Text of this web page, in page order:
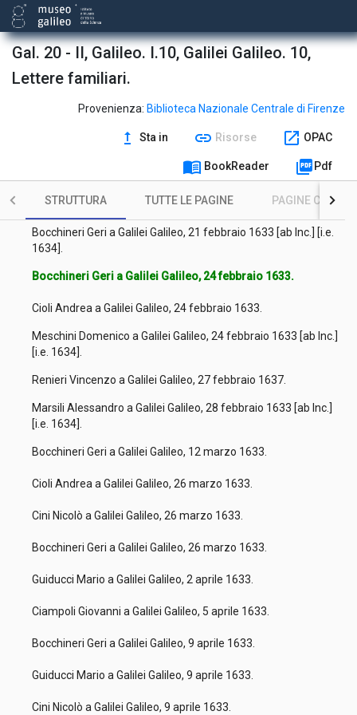
Gal. 20 - II, Galileo. I.10, Galilei Galileo. 10,
Lettere familiari.
Provenienza: Biblioteca Nazionale Centrale di Firenze
upgrade Sta in link Risorse open_in_new OPAC
menu_book BookReader picture_as_pdf Pdf
STRUTTURA TUTTE LE PAGINE PAGINE CON
Buonamici Giovanni Francesco a Galilei Galileo, 11 febbraio
1633 [ab Inc.] [i.e. 1634].
Cini Nicolò a Galilei Galileo, 12 febbraio 1632 [ab Inc.] [i.e.
1633].
febbraio 1633 [ab Inc.] [i.e. 1634].
Bocchineri Alessandro a Galilei Galileo, 18 febbraio 1633.
Bocchineri Geri a Galilei Galileo, 18 febbraio 1633.
Bocchineri Geri a Galilei Galileo, 21 febbraio 1633.
Bocchineri Geri a Galilei Galileo, 21 febbraio 1633 [ab Inc.] [i.e.
1634].
Bocchineri Geri a Galilei Galileo, 24 febbraio 1633.
Cioli Andrea a Galilei Galileo, 24 febbraio 1633.
Meschini Domenico a Galilei Galileo, 24 febbraio 1633 [ab Inc.]
[i.e. 1634].
Renieri Vincenzo a Galilei Galileo, 27 febbraio 1637.
Marsili Alessandro a Galilei Galileo, 28 febbraio 1633 [ab Inc.]
[i.e. 1634].
Bocchineri Geri a Galilei Galileo, 12 marzo 1633.
Cioli Andrea a Galilei Galileo, 26 marzo 1633.
Cini Nicolò a Galilei Galileo, 26 marzo 1633.
Bocchineri Geri a Galilei Galileo, 26 marzo 1633.
Guiducci Mario a Galilei Galileo, 2 aprile 1633.
Ciampoli Giovanni a Galilei Galileo, 5 aprile 1633.
Bocchineri Geri a Galilei Galileo, 9 aprile 1633.
Guiducci Mario a Galilei Galileo, 9 aprile 1633.
Cini Nicolò a Galilei Galileo, 9 aprile 1633.